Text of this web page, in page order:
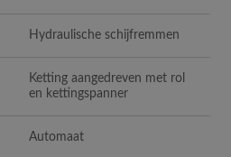
Hydraulische schijfremmen
Ketting aangedreven met rol
en kettingspanner
Automaat